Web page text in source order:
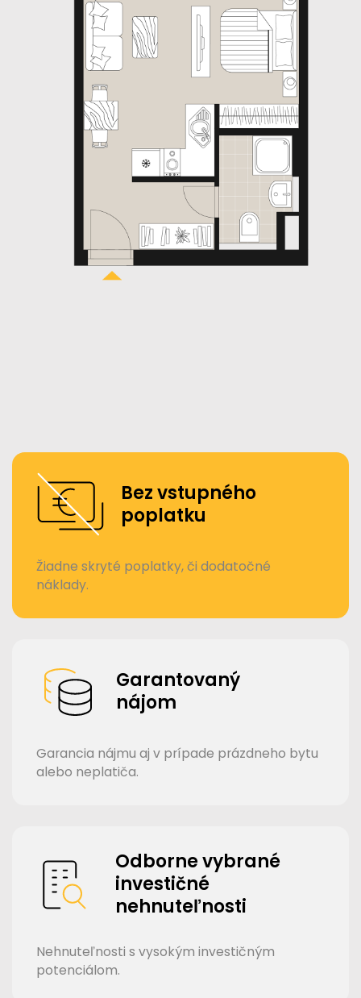
Bez vstupného
poplatku
Žiadne skryté poplatky, či dodatočné
náklady.
Garantovaný
nájom
Garancia nájmu aj v prípade prázdneho bytu
alebo neplatiča.
Odborne vybrané
investičné
nehnuteľnosti
Nehnuteľnosti s vysokým investičným
potenciálom.